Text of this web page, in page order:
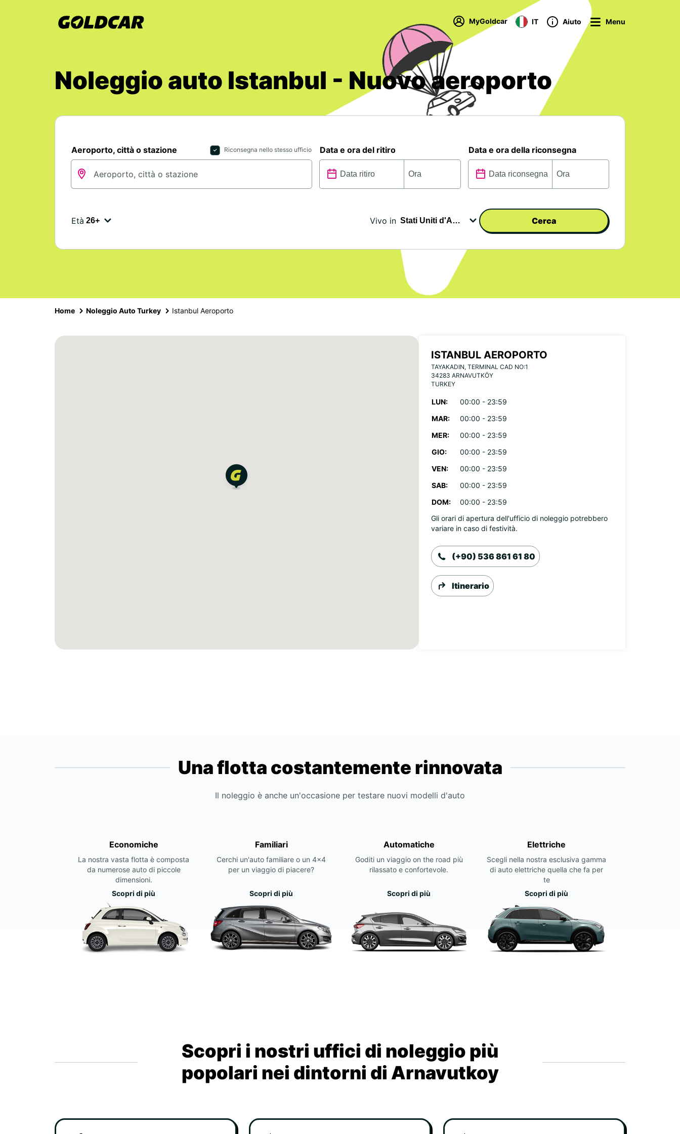
MyGoldcar IT Aiuto Menu
Noleggio auto Istanbul - Nuovo aeroporto
Aeroporto, città o stazione Riconsegna nello stesso ufficio Data e ora del ritiro Data e ora della riconsegna
Età Vivo in Cerca
Home Noleggio Auto Turkey Istanbul Aeroporto
ISTANBUL AEROPORTO
TAYAKADIN, TERMINAL CAD NO:1
34283 ARNAVUTKÖY
TURKEY
LUN:
00:00 - 23:59
MAR:
00:00 - 23:59
MER:
00:00 - 23:59
GIO:
00:00 - 23:59
VEN:
00:00 - 23:59
SAB:
00:00 - 23:59
DOM:
00:00 - 23:59
Gli orari di apertura dell'ufficio di noleggio potrebbero
variare in caso di festività.
(+90) 536 861 61 80
Itinerario
Una flotta costantemente rinnovata
Il noleggio è anche un'occasione per testare nuovi modelli d'auto
Economiche
La nostra vasta flotta è composta
da numerose auto di piccole
dimensioni.
Scopri di più
Familiari
Cerchi un'auto familiare o un 4x4
per un viaggio di piacere?
Scopri di più
Automatiche
Goditi un viaggio on the road più
rilassato e confortevole.
Scopri di più
Elettriche
Scegli nella nostra esclusiva gamma
di auto elettriche quella che fa per
te
Scopri di più
Scopri i nostri uffici di noleggio più
popolari nei dintorni di Arnavutkoy